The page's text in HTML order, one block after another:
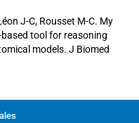
J-C, Rousset M-C. My
tool for reasoning
models. J Biomed